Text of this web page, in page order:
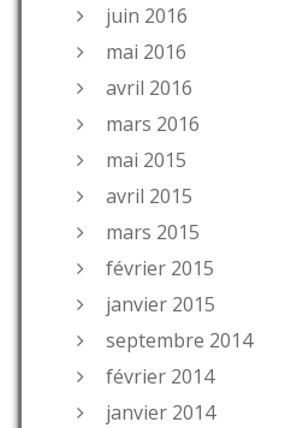
juin 2016
mai 2016
avril 2016
mars 2016
mai 2015
avril 2015
mars 2015
février 2015
janvier 2015
septembre 2014
février 2014
janvier 2014